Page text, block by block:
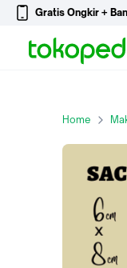
Gratis Ongkir +
Home